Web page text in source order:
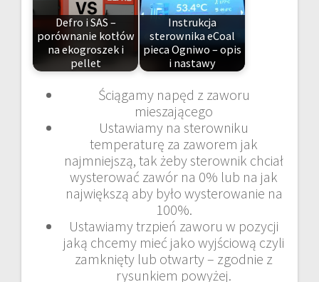
Defro i SAS –
porównanie kotłów
na ekogroszek i
pellet
Instrukcja
sterownika eCoal
pieca Ogniwo – opis
i nastawy
Ściągamy napęd z zaworu
mieszającego
Ustawiamy na sterowniku
temperaturę za zaworem jak
najmniejszą, tak żeby sterownik chciał
wysterować zawór na 0% lub na jak
największą aby było wysterowanie na
100%.
Ustawiamy trzpień zaworu w pozycji
jaką chcemy mieć jako wyjściową czyli
zamknięty lub otwarty – zgodnie z
rysunkiem powyżej.